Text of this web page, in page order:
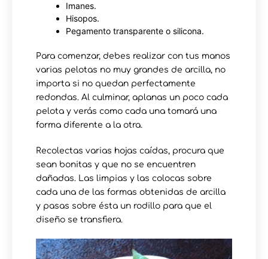
Imanes.
Hisopos.
Pegamento transparente o silicona.
Para comenzar, debes realizar con tus manos
varias pelotas no muy grandes de arcilla, no
importa si no quedan perfectamente
redondas. Al culminar, aplanas un poco cada
pelota y verás como cada una tomará una
forma diferente a la otra.
Recolectas varias hojas caídas, procura que
sean bonitas y que no se encuentren
dañadas. Las limpias y las colocas sobre
cada una de las formas obtenidas de arcilla
y pasas sobre ésta un rodillo para que el
diseño se transfiera.